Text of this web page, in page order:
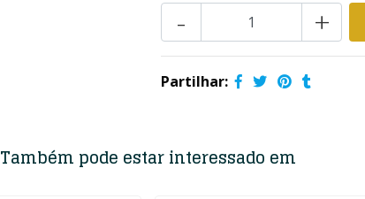
+
-
Partilhar:
Também pode estar interessado em